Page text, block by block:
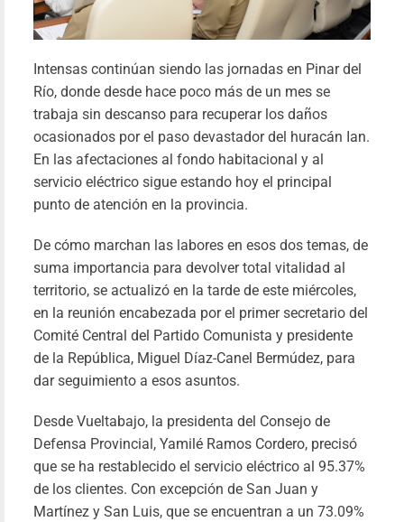
Intensas continúan siendo las jornadas en Pinar del
Río, donde desde hace poco más de un mes se
trabaja sin descanso para recuperar los daños
ocasionados por el paso devastador del huracán Ian.
En las afectaciones al fondo habitacional y al
servicio eléctrico sigue estando hoy el principal
punto de atención en la provincia.
De cómo marchan las labores en esos dos temas, de
suma importancia para devolver total vitalidad al
territorio, se actualizó en la tarde de este miércoles,
en la reunión encabezada por el primer secretario del
Comité Central del Partido Comunista y presidente
de la República, Miguel Díaz-Canel Bermúdez, para
dar seguimiento a esos asuntos.
Desde Vueltabajo, la presidenta del Consejo de
Defensa Provincial, Yamilé Ramos Cordero, precisó
que se ha restablecido el servicio eléctrico al 95.37%
de los clientes. Con excepción de San Juan y
Martínez y San Luis, que se encuentran a un 73.09%